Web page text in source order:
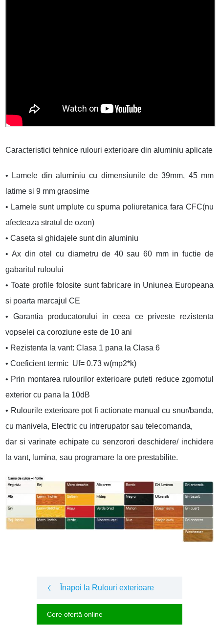
Caracteristici tehnice rulouri exterioare din aluminiu aplicate
• Lamele din aluminiu cu dimensiunile de 39mm, 45 mm
latime si 9 mm graosime
• Lamele sunt umplute cu spuma poliuretanica fara CFC(nu
afecteaza stratul de ozon)
• Caseta si ghidajele sunt din aluminiu
• Ax din otel cu diametru de 40 sau 60 mm in fuctie de
gabaritul ruloului
• Toate profile folosite sunt fabricare in Uniunea Europeana
si poarta marcajul CE
• Garantia producatorului in ceea ce priveste rezistenta
vopselei ca coroziune este de 10 ani
• Rezistenta la vant: Clasa 1 pana la Clasa 6
• Coeficient termic Uf= 0.73 w(mp2*k)
• Prin montarea rulourilor exterioare puteti reduce zgomotul
exterior cu pana la 10dB
• Rulourile exterioare pot fi actionate manual cu snur/banda,
cu manivela, Electric cu intrerupator sau telecomanda,
dar si varinate echipate cu senzorori deschidere/ inchidere
la vant, lumina, sau programare la ore prestabilite.
Înapoi la Rulouri exterioare
Cere ofertă online